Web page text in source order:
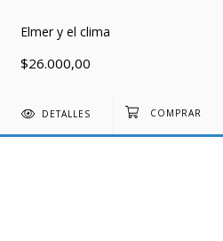
Elmer y el clima
$26.000,00
DETALLES